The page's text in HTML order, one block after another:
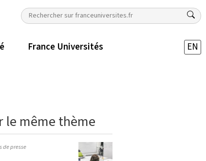
France Universités EN
le même thème
de presse